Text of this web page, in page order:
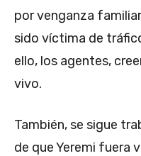
por venganza
sido víctima de
ello, los agentes,
vivo.
También, se sigue
de que Yeremi fuera